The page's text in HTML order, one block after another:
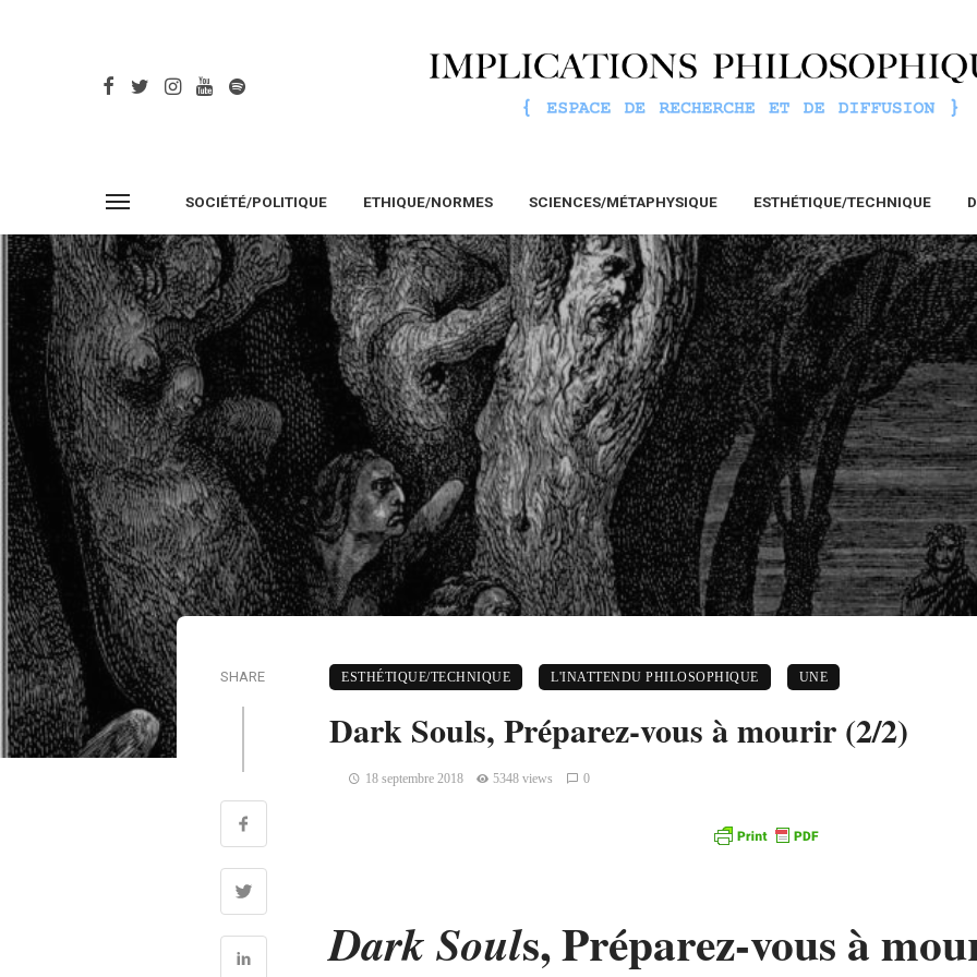
SOCIÉTÉ/POLITIQUE ETHIQUE/NORMES SCIENCES/MÉTAPHYSIQUE ESTHÉTIQUE/TECHNIQUE
SHARE ESTHÉTIQUE/TECHNIQUE L'INATTENDU PHILOSOPHIQUE UNE
Dark Souls, Préparez-vous à mourir (2/2)
18 septembre 2018 5348 views 0
Dark Souls, Préparez-vous à